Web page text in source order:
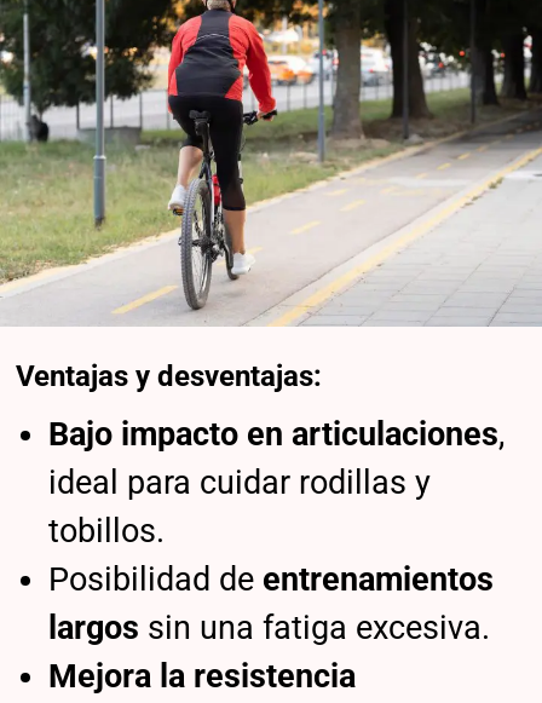
Ventajas y desventajas:
Bajo impacto en articulaciones,
ideal para cuidar rodillas y
tobillos.
Posibilidad de entrenamientos
largos sin una fatiga excesiva.
Mejora la resistencia